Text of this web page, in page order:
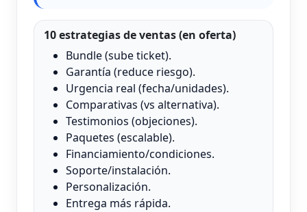
10 estrategias de ventas (en oferta)
Bundle (sube ticket).
Garantía (reduce riesgo).
Urgencia real (fecha/unidades).
Comparativas (vs alternativa).
Testimonios (objeciones).
Paquetes (escalable).
Financiamiento/condiciones.
Soporte/instalación.
Personalización.
Entrega más rápida.